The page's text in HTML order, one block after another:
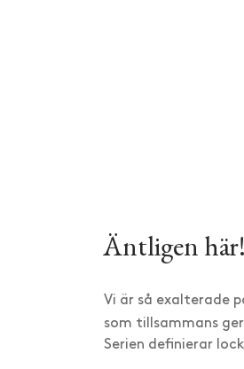
Äntligen här!
Vi är så exalterade
som tillsammans
Serien definierar